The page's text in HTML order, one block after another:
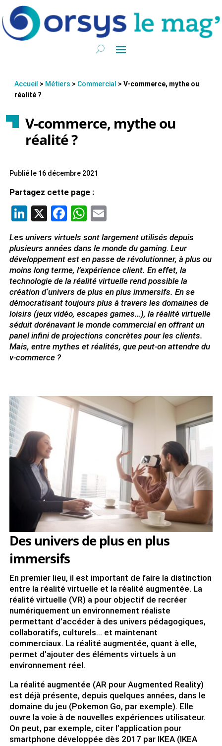
Accueil > Métiers > Commercial > V-commerce, mythe ou
réalité ?
V-commerce, mythe ou
réalité ?
Publié le 16 décembre 2021
Partagez cette page :
LinkedIn
X Facebook
WhatsApp
Les univers virtuels sont largement utilisés depuis
plusieurs années dans le monde du gaming. Leur
développement est en passe de révolutionner, à plus ou
moins long terme, l’expérience client. En effet, la
technologie de la réalité virtuelle rend possible la
création d‘univers de plus en plus immersifs. En se
démocratisant toujours plus à travers les domaines de
loisirs (jeux vidéo, escapes games…), la réalité virtuelle
séduit dorénavant le monde commercial en offrant un
panel infini de projections concrètes pour les clients.
Mais, entre mythes et réalités, que peut-on attendre du
v-commerce ?
Des univers de plus en plus
immersifs
En premier lieu, il est important de faire la distinction
entre la réalité virtuelle et la réalité augmentée. La
réalité virtuelle (VR) a pour objectif de recréer
numériquement un environnement réaliste
permettant d’accéder à des univers pédagogiques,
collaboratifs, culturels… et maintenant
commerciaux. La réalité augmentée, quant à elle,
permet d’ajouter des éléments virtuels à un
environnement réel.
La réalité augmentée (AR pour Augmented Reality)
est déjà présente, depuis quelques années, dans le
domaine du jeu (Pokemon Go, par exemple). Elle
ouvre la voie à de nouvelles expériences utilisateur.
On peut, par exemple, citer l’application pour
smartphone développée dès 2017 par IKEA (IKEA